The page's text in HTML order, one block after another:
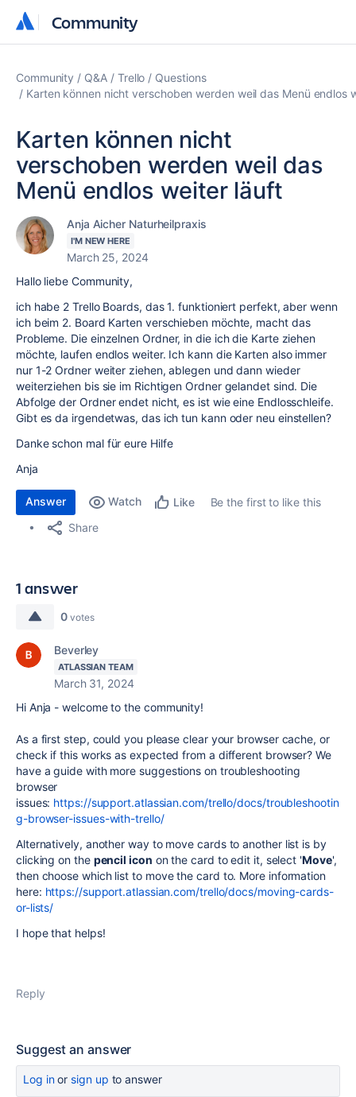
Community
Community
Community Q&A Trello
Questions
Karten können nicht verschoben werden weil das Menü endlos
Karten können nicht
verschoben werden weil das
Menü endlos weiter läuft
Anja Aicher Naturheilpraxis
I'M NEW HERE
March 25, 2024
Hallo liebe Community,
ich habe 2 Trello Boards, das 1. funktioniert perfekt, aber wenn
ich beim 2. Board Karten verschieben möchte, macht das
Probleme. Die einzelnen Ordner, in die ich die Karte ziehen
möchte, laufen endlos weiter. Ich kann die Karten also immer
nur 1-2 Ordner weiter ziehen, ablegen und dann wieder
weiterziehen bis sie im Richtigen Ordner gelandet sind. Die
Abfolge der Ordner endet nicht, es ist wie eine Endlosschleife.
Gibt es da irgendetwas, das ich tun kann oder neu einstellen?
Danke schon mal für eure Hilfe
Anja
Answer Watch Like
Be the first to like this
Share
1 answer
0 votes
Beverley
ATLASSIAN TEAM
March 31, 2024
Hi Anja - welcome to the community!
As a first step, could you please clear your browser cache, or
check if this works as expected from a different browser? We
have a guide with more suggestions on troubleshooting
browser
issues: https://support.atlassian.com/trello/docs/troubleshootin
g-browser-issues-with-trello/
Alternatively, another way to move cards to another list is by
clicking on the pencil icon on the card to edit it, select 'Move',
then choose which list to move the card to. More information
here: https://support.atlassian.com/trello/docs/moving-cards-
or-lists/
I hope that helps!
Reply
Suggest an answer
Log inor sign up to answer